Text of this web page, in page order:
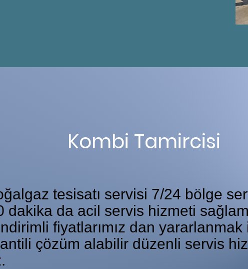
Kombi Tamircisi
tesisatı servisi 7/24 bölge
dakika da acil servis hizmeti
fiyatlarımız dan
çözüm alabilir düzenli servis